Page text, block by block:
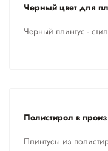
Черный цвет для
Черный плинтус -
Полистирол в
Плинтусы из